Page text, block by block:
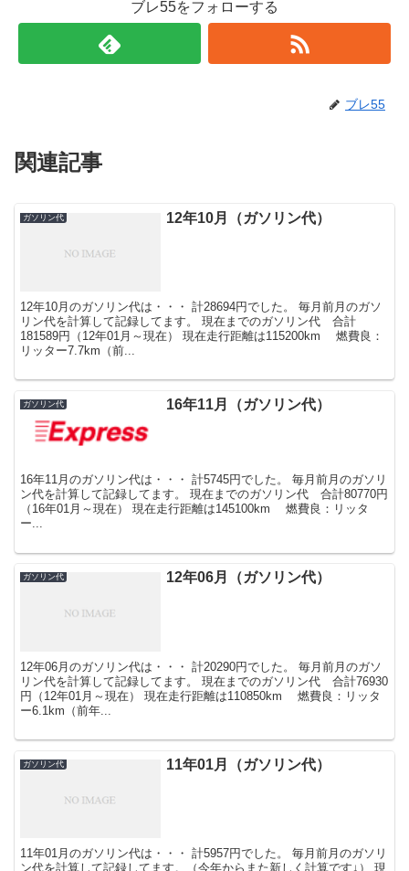
ブレ55をフォローする
ブレ55
関連記事
ガソリン代 12年10月（ガソリン代）
12年10月のガソリン代は・・・ 計28694円でした。 毎月前月のガソ
リン代を計算して記録してます。 現在までのガソリン代 合計
181589円（12年01月～現在） 現在走行距離は115200km 燃費良：
リッター7.7km（前...
ガソリン代 16年11月（ガソリン代）
16年11月のガソリン代は・・・ 計5745円でした。 毎月前月のガソリ
ン代を計算して記録してます。 現在までのガソリン代 合計80770円
（16年01月～現在） 現在走行距離は145100km 燃費良：リッタ
ー...
ガソリン代 12年06月（ガソリン代）
12年06月のガソリン代は・・・ 計20290円でした。 毎月前月のガソ
リン代を計算して記録してます。 現在までのガソリン代 合計76930
円（12年01月～現在） 現在走行距離は110850km 燃費良：リッタ
ー6.1km（前年...
ガソリン代 11年01月（ガソリン代）
11年01月のガソリン代は・・・ 計5957円でした。 毎月前月のガソリ
ン代を計算して記録してます。（今年からまた新しく計算です↓） 現